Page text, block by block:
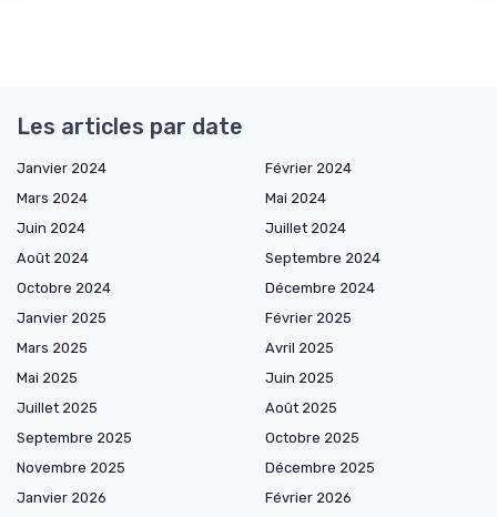
Les articles par date
Janvier 2024
Février 2024
Mars 2024
Mai 2024
Juin 2024
Juillet 2024
Août 2024
Septembre 2024
Octobre 2024
Décembre 2024
Janvier 2025
Février 2025
Mars 2025
Avril 2025
Mai 2025
Juin 2025
Juillet 2025
Août 2025
Septembre 2025
Octobre 2025
Novembre 2025
Décembre 2025
Janvier 2026
Février 2026